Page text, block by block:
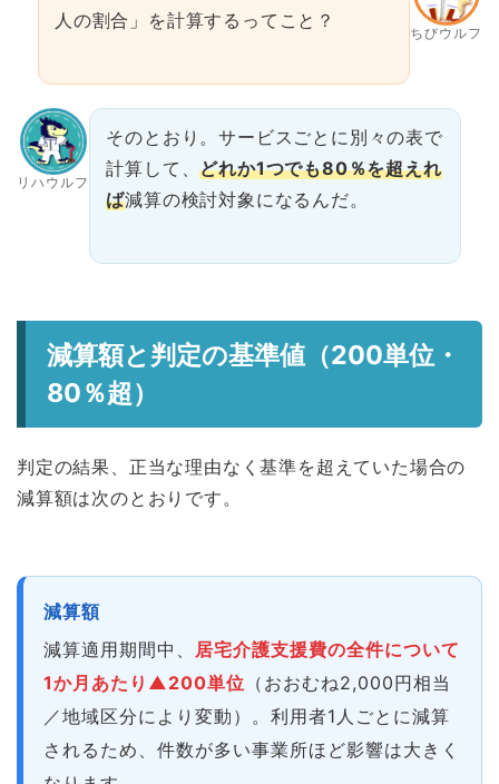
ちびウルフ
人の割合」を計算するってこと？
リハウルフ
そのとおり。サービスごとに別々の表で
計算して、どれか1つでも80％を超えれ
ば減算の検討対象になるんだ。
減算額と判定の基準値（200単位・
80％超）
判定の結果、正当な理由なく基準を超えていた場合の
減算額は次のとおりです。
減算額
減算適用期間中、 居宅介護支援費の全件について
1か月あたり▲200単位 （おおむね2,000円相当
／地域区分により変動）。利用者1人ごとに減算
されるため、件数が多い事業所ほど影響は大きく